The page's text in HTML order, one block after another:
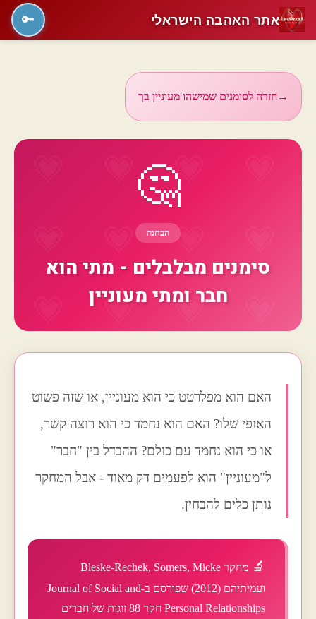
→חזרה לסימנים שמישהו מעוניין בך
🤔
הבחנה
סימנים מבלבלים - מתי הוא
חבר ומתי מעוניין
האם הוא מפלרטט כי הוא מעוניין, או שזה פשוט
האופי שלו? האם הוא נחמד כי הוא רוצה קשר,
או כי הוא נחמד עם כולם? ההבדל בין "חבר"
ל"מעוניין" הוא לפעמים דק מאוד - אבל המחקר
נותן כלים להבחין.
מחקר Bleske-Rechek, Somers, Micke
ועמיתיהם (2012) שפורסם ב-Journal of Social and
Personal Relationships חקר 88 זוגות של חברים
אתר האהבה הישראלי 🔑